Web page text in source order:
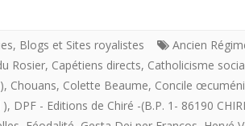
choses
simples”
*.
LE
ROI
DE
, Blogs et Sites royalistes Ancien
Rosier, Capétiens directs, Catholicisme
, Chouans, Colette Beaume, Concile
), DPF - Editions de Chiré -(B.P. 1- 86190